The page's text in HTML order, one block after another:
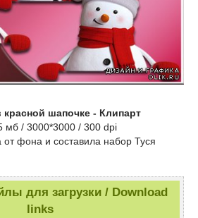
красной шапочке - Клипарт
мб / 3000*3000 / 300 dpi
от фона и составила набор Туся
для загрузки / Download
links